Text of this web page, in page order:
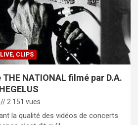
CLIPS
NATIONAL filmé par D.A.
// 2 151 vues
la qualité des vidéos de concerts